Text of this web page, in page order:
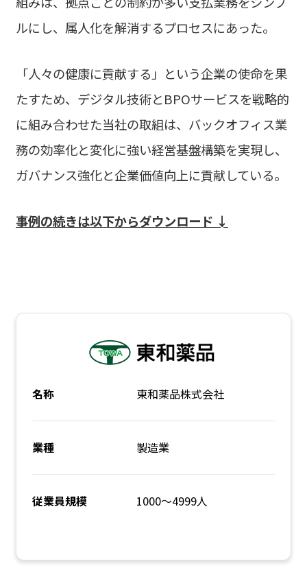
ルにし、属人化を解消するプロセスにあった。
「人々の健康に貢献する」という企業の使命を果
たすため、デジタル技術とBPOサービスを戦略的
に組み合わせた当社の取組は、バックオフィス業
務の効率化と変化に強い経営基盤構築を実現し、
ガバナンス強化と企業価値向上に貢献している。
事例の続きは以下からダウンロード ↓
名称 東和薬品株式会社
業種 製造業
従業員規模 1000～4999人